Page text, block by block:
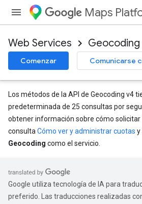
Maps
Web Services Geocoding
Comenzar Comunicarse
Los métodos de la API de Geocoding v4
predeterminada de 25 consultas por
obtener información sobre cómo solicitar
consulta Cómo ver y administrar cuotas y
Geocoding como el servicio.
Google utiliza tecnología de IA para
preferido. Las traducciones realizadas